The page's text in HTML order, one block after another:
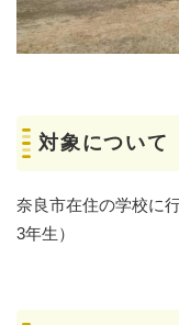
対象について
奈良市在住の学校に
3年生）